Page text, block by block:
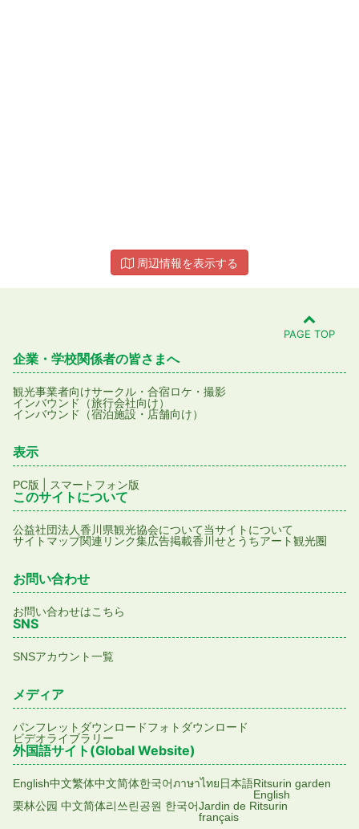
周辺情報を表示する
PAGE TOP
企業・学校関係者の皆さまへ
観光事業者向けサークル・合宿ロケ・撮影
インバウンド（旅行会社向け）
インバウンド（宿泊施設・店舗向け）
表示
PC版 スマートフォン版
このサイトについて
公益社団法人香川県観光協会について当サイトについて
サイトマップ関連リンク集広告掲載香川せとうちアート観光圏
お問い合わせ
お問い合わせはこちら
SNS
SNSアカウント一覧
メディア
パンフレットダウンロードフォトダウンロード
ビデオライブラリー
外国語サイト(Global Website)
English中文繁体中文简体한국어ภาษาไทย日本語Ritsurin garden
English
栗林公园 中文简体리쓰린공원 한국어Jardin de Ritsurin
français